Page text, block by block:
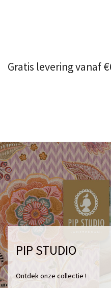
Gratis levering vanaf
PIP STUDIO
Ontdek onze collectie !